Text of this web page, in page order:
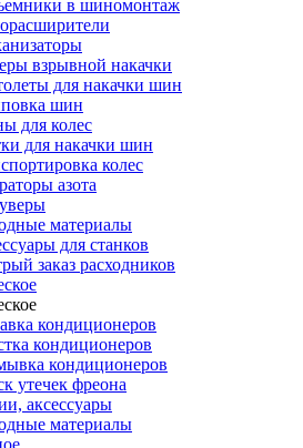
в шиномонтаж
взрывной накачки
для накачки шин
шин
для колес
для накачки шин
колес
азота
материалы
для станков
заказ расходников
кондиционеров
кондиционеров
кондиционеров
утечек фреона
аксессуары
материалы